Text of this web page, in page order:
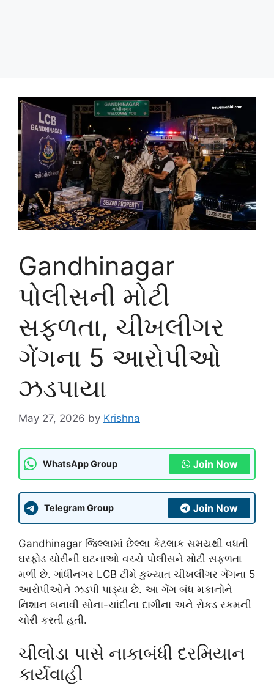
Gandhinagar
પોલીસની મોટી
સફળતા, ચીખલીગર
ગેંગના 5 આરોપીઓ
ઝડપાયા
May 27, 2026 by Krishna
WhatsApp Group Join Now
Telegram Group Join Now
Gandhinagar જિલ્લામાં છેલ્લા કેટલાક સમયથી વધતી
ઘરફોડ ચોરીની ઘટનાઓ વચ્ચે પોલીસને મોટી સફળતા
મળી છે. ગાંધીનગર LCB ટીમે કુખ્યાત ચીખલીગર ગેંગના 5
આરોપીઓને ઝડપી પાડ્યા છે. આ ગેંગ બંધ મકાનોને
નિશાન બનાવી સોના-ચાંદીના દાગીના અને રોકડ રકમની
ચોરી કરતી હતી.
ચીલોડા પાસે નાકાબંધી દરમિયાન
કાર્યવાહી